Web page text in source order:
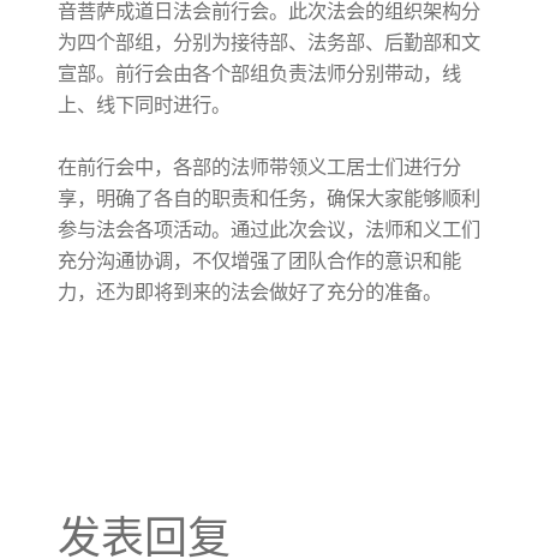
音菩萨成道日法会前行会。此次法会的组织架构分
为四个部组，分别为接待部、法务部、后勤部和文
宣部。前行会由各个部组负责法师分别带动，线
上、线下同时进行。
在前行会中，各部的法师带领义工居士们进行分
享，明确了各自的职责和任务，确保大家能够顺利
参与法会各项活动。通过此次会议，法师和义工们
充分沟通协调，不仅增强了团队合作的意识和能
力，还为即将到来的法会做好了充分的准备。
发表回复